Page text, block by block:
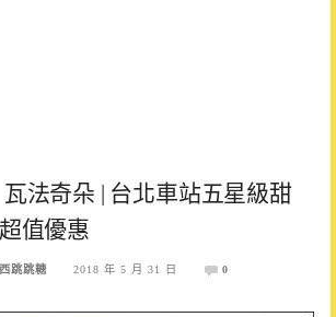
瓦法奇朵 | 台北車站五星級甜
值優惠
跳跳糖 2018 年 5 月 31 日 0